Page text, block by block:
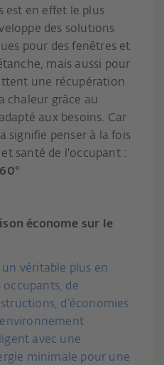
est en effet le plus
des solutions
pour des fenêtres et
mais aussi pour
une récupération
chaleur grâce au
aux besoins. Car
signifie penser à la fois
santé de l'occupant :
économe sur le
véritable plus en
occupants, de
d’économies
avec une
minimale pour une